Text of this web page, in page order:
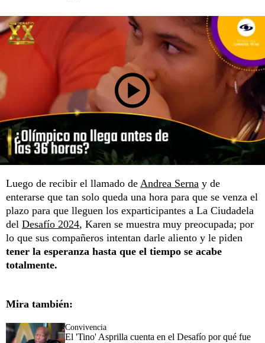
Luego de recibir el llamado de Andrea Serna y de
enterarse que tan solo queda una hora para que se venza el
plazo para que lleguen los exparticipantes a La Ciudadela
del Desafío 2024, Karen se muestra muy preocupada; por
lo que sus compañeros intentan darle aliento y le piden
tener la esperanza hasta que el tiempo se acabe
totalmente.
Mira también:
Convivencia
El 'Tino' Asprilla cuenta en el Desafío por qué fue